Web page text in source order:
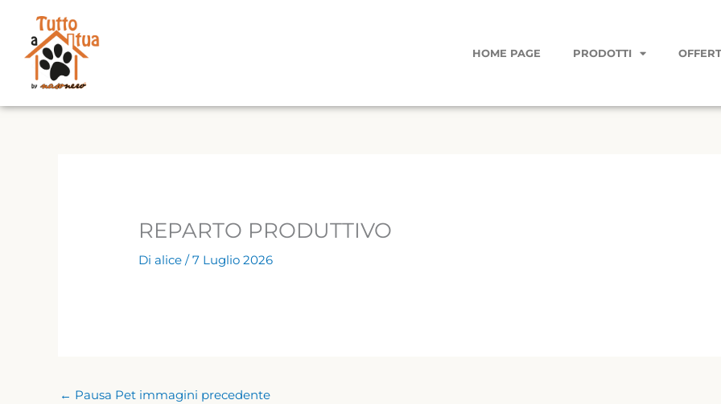
contenuto
HOME PAGE PRODOTTI
REPARTO PRODUTTIVO
Dialice/7 Luglio 2026
← Pausa Pet immagini precedente